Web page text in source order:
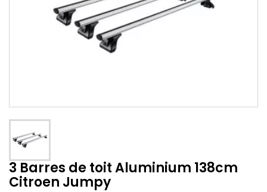
3 Barres de toit Aluminium 138cm
Citroen Jumpy